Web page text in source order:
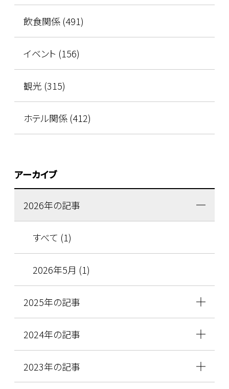
飲食関係 (491)
イベント (156)
観光 (315)
ホテル関係 (412)
アーカイブ
2026年の記事
すべて (1)
2026年5月 (1)
2025年の記事
2024年の記事
2023年の記事